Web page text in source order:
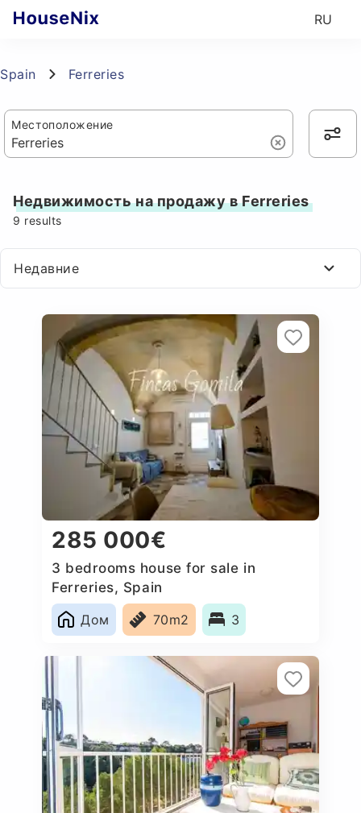
RU
Spain Ferreries
Местоположение
Недвижимость на продажу в Ferreries
9 results
Недавние
285 000€
3 bedrooms house for sale in
Ferreries, Spain
Дом
70m2 3